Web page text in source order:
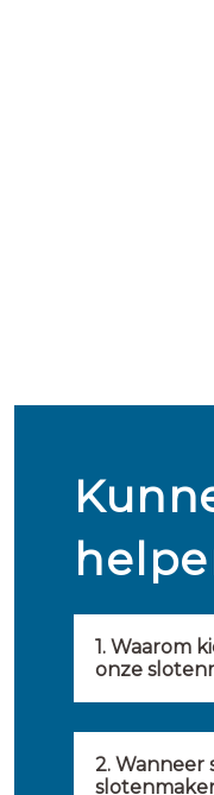
1. Waarom
onze
2. Wanneer